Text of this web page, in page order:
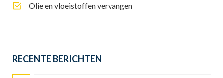
Olie en vloeistoffen vervangen
RECENTE BERICHTEN